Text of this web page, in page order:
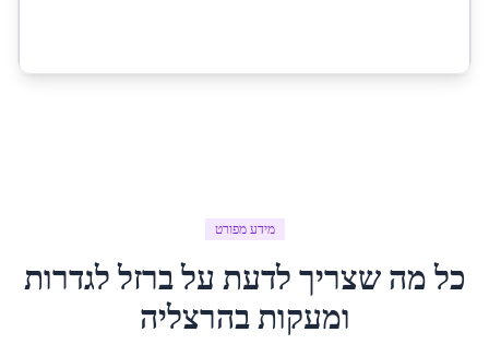
מידע מפורט
כל מה שצריך לדעת עלברזל לגדרות
ומעקות בהרצליה